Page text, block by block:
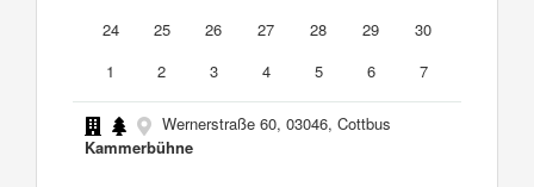
24
25 26 27 28 29
30
1
2 3 4 5 6 7
Wernerstraße 60, 03046, Cottbus
Kammerbühne